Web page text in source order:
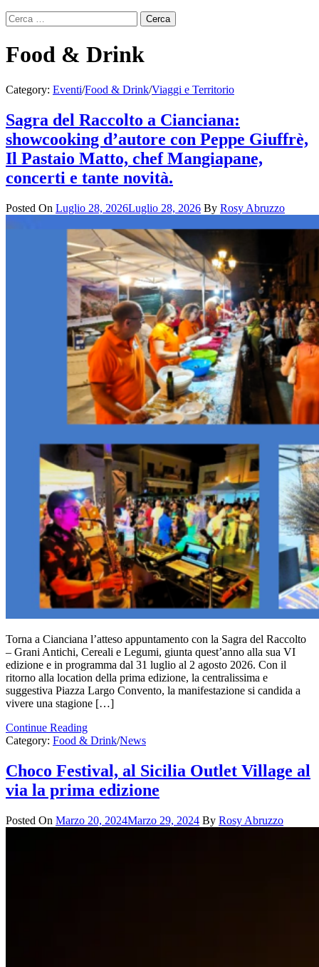
Ricerca
per:
Food & Drink
Category: Eventi/Food & Drink/Viaggi e Territorio
Sagra del Raccolto a Cianciana:
showcooking d’autore con Peppe Giuffrè,
Il Pastaio Matto, chef Mangiapane,
concerti e tante novità.
Posted On Luglio 28, 2026Luglio 28, 2026 By Rosy Abruzzo
Torna a Cianciana l’atteso appuntamento con la Sagra del Raccolto
– Grani Antichi, Cereali e Legumi, giunta quest’anno alla sua VI
edizione e in programma dal 31 luglio al 2 agosto 2026. Con il
ritorno alla location della prima edizione, la centralissima e
suggestiva Piazza Largo Convento, la manifestazione si candida a
vivere una stagione […]
Continue Reading
Category: Food & Drink/News
Choco Festival, al Sicilia Outlet Village al
via la prima edizione
Posted On Marzo 20, 2024Marzo 29, 2024 By Rosy Abruzzo